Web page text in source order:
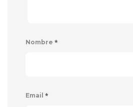
Nombre *
Email *